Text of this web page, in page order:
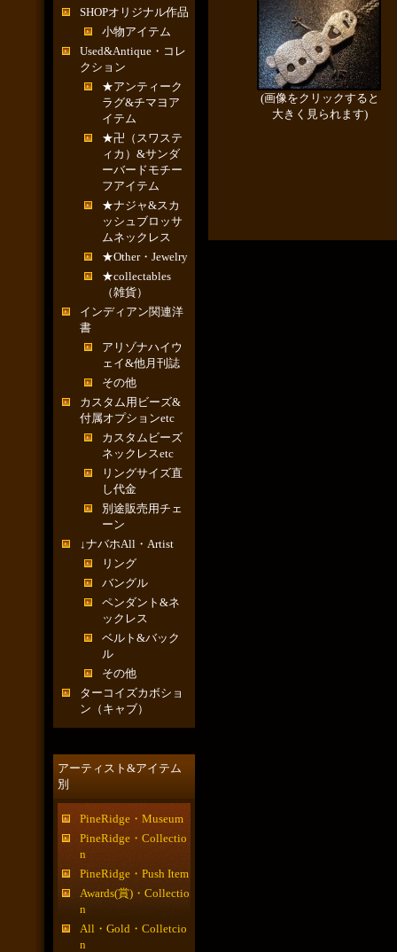
SHOPオリジナル作品
小物アイテム
Used&Antique・コレ
クション
★アンティーク
ラグ&チマヨア
イテム
★卍（スワステ
ィカ）&サンダ
ーバードモチー
フアイテム
★ナジャ&スカ
ッシュブロッサ
ムネックレス
★Other・Jewelry
★collectables
（雑貨）
インディアン関連洋
書
アリゾナハイウ
ェイ&他月刊誌
その他
カスタム用ビーズ&
付属オプションetc
カスタムビーズ
ネックレスetc
リングサイズ直
し代金
別途販売用チェ
ーン
↓ナバホAll・Artist
リング
バングル
ペンダント&ネ
ックレス
ベルト&バック
ル
その他
ターコイズカボショ
ン（キャブ）
アーティスト&アイテム
別
PineRidge・Museum
PineRidge・Collectio
n
PineRidge・Push Item
Awards(賞)・Collectio
n
All・Gold・Colletcio
n
(画像をクリックすると
大きく見られます)